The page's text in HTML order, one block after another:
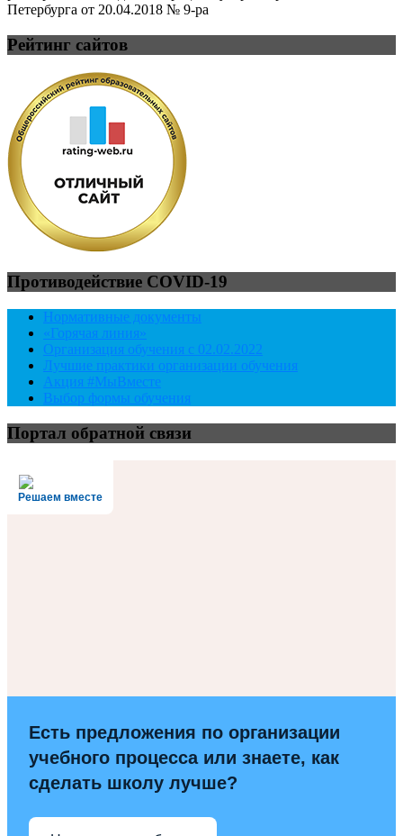
Петербурга от 20.04.2018 № 9-ра
Рейтинг сайтов
Противодействие COVID-19
Нормативные документы
«Горячая линия»
Организация обучения с 02.02.2022
Лучшие практики организации обучения
Акция #МыВместе
Выбор формы обучения
Портал обратной связи
Решаем вместе
Есть предложения по организации
учебного процесса или знаете, как
сделать школу лучше?